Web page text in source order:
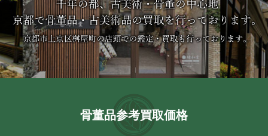
骨董品参考買取価格